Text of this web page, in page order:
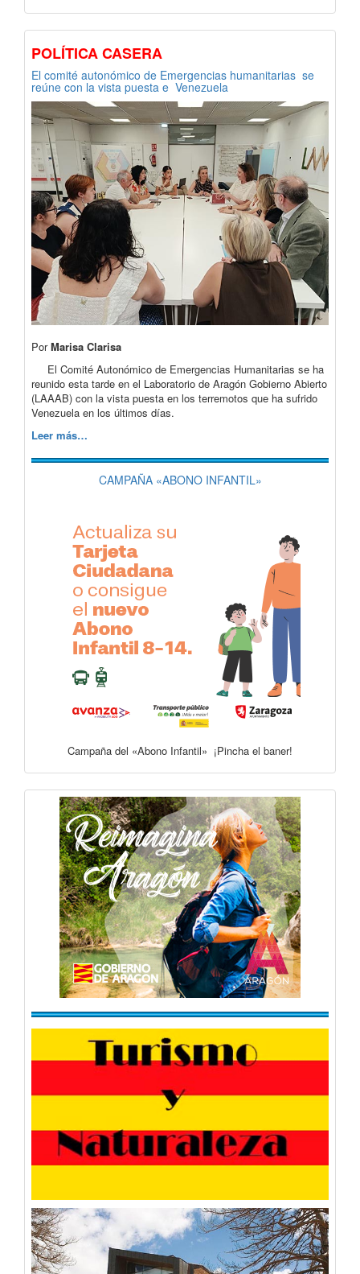
POLÍTICA CASERA
El comité autonómico de Emergencias humanitarias se
reúne con la vista puesta e Venezuela
PorMarisa Clarisa
El Comité Autonómico de Emergencias Humanitarias se ha
reunido esta tarde en el Laboratorio de Aragón Gobierno Abierto
(LAAAB) con la vista puesta en los terremotos que ha sufrido
Venezuela en los últimos días.
Leer más…
CAMPAÑA «ABONO INFANTIL»
Campaña del «Abono Infantil» ¡Pincha el baner!